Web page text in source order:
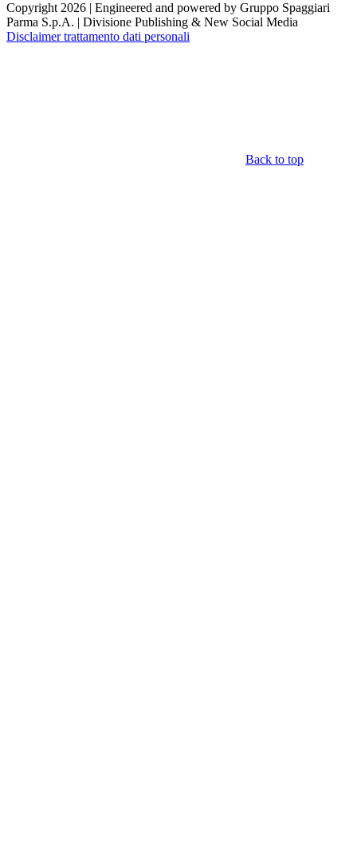
Copyright 2026 | Engineered and powered by Gruppo Spaggiari
Parma S.p.A. | Divisione Publishing & New Social Media
Disclaimer trattamento dati personali
Back to top